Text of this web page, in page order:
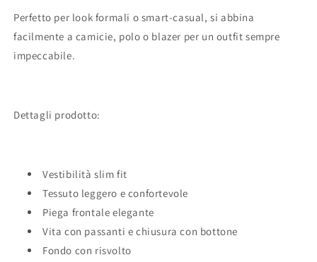
Perfetto per look formali o smart-casual, si abbina
facilmente a camicie, polo o blazer per un outfit sempre
impeccabile.
Dettagli prodotto:
Vestibilità slim fit
Tessuto leggero e confortevole
Piega frontale elegante
Vita con passanti e chiusura con bottone
Fondo con risvolto